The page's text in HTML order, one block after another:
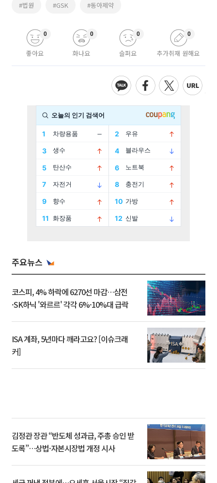
#법원 #GSK #동아제약
좋아요
0
화나요
0
슬퍼요
0
추가취재 원해요
0
주요뉴스
코스피, 4% 하락에 6270선 마감…삼전
·SK하닉 '와르르' 각각 6%·10%대 급락
ISA 계좌, 5년마다 깨라고요? [이슈크래
커]
김정관 장관 “반도체 성과급, 주총 승인 받
도록”…상법·자본시장법 개정 시사